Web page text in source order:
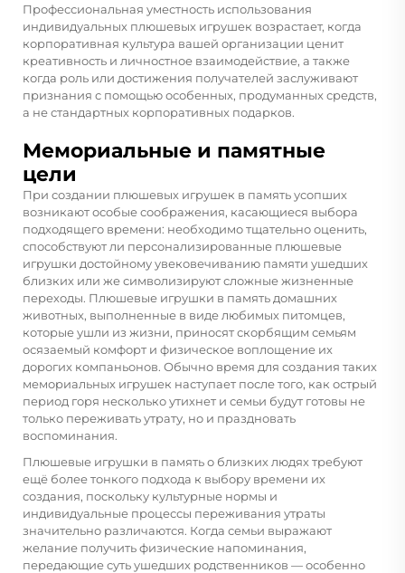
Профессиональная уместность использования
индивидуальных плюшевых игрушек возрастает, когда
корпоративная культура вашей организации ценит
креативность и личностное взаимодействие, а также
когда роль или достижения получателей заслуживают
признания с помощью особенных, продуманных средств,
а не стандартных корпоративных подарков.
Мемориальные и памятные
цели
При создании плюшевых игрушек в память усопших
возникают особые соображения, касающиеся выбора
подходящего времени: необходимо тщательно оценить,
способствуют ли персонализированные плюшевые
игрушки достойному увековечиванию памяти ушедших
близких или же символизируют сложные жизненные
переходы. Плюшевые игрушки в память домашних
животных, выполненные в виде любимых питомцев,
которые ушли из жизни, приносят скорбящим семьям
осязаемый комфорт и физическое воплощение их
дорогих компаньонов. Обычно время для создания таких
мемориальных игрушек наступает после того, как острый
период горя несколько утихнет и семьи будут готовы не
только переживать утрату, но и праздновать
воспоминания.
Плюшевые игрушки в память о близких людях требуют
ещё более тонкого подхода к выбору времени их
создания, поскольку культурные нормы и
индивидуальные процессы переживания утраты
значительно различаются. Когда семьи выражают
желание получить физические напоминания,
передающие суть ушедших родственников — особенно